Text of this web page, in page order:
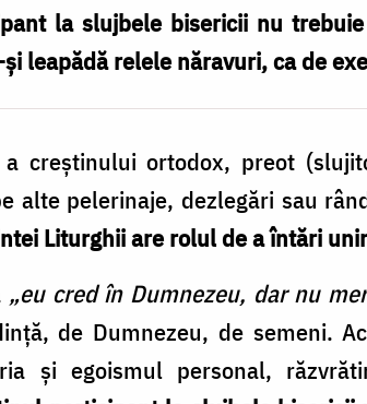
la slujbele bisericii nu
leapădă relele năravuri, ca de
a creștinului ortodox, preot
alte pelerinaje, dezlegări sau
Liturghii are rolul de a întări
„eu cred în Dumnezeu, dar nu
de Dumnezeu, de semeni.
și egoismul personal,